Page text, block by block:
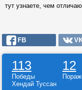
тут узнаете, чем
FB
113 12
Победы
Хендай Туссан